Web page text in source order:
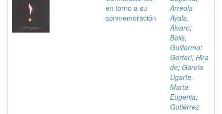
en torno a su
conmemoración
Arreola
Ayala,
Álvaro;
Boils,
Guillermo;
Gortari, Hira
de; García
Ugarte,
Marta
Eugenia;
Gutiérrez